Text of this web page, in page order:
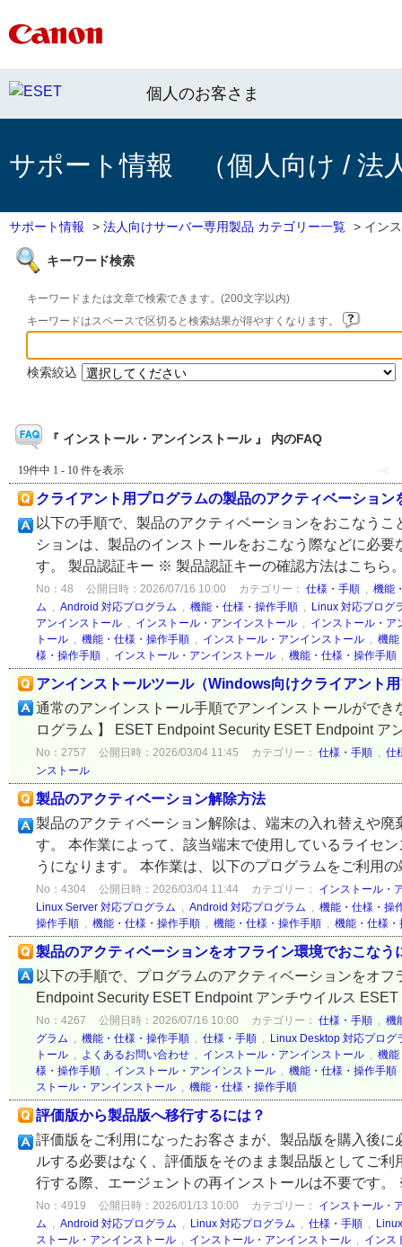
個人のお客さま
サポート情報 （個人向け / 法
サポート情報 > 法人向けサーバー専用製品 カテゴリー一覧 > イン
キーワード検索
キーワードまたは文章で検索できます。(200文字以内)
キーワードはスペースで区切ると検索結果が得やすくなります。
検索絞込
『 インストール・アンインストール 』 内のFAQ
19件中 1 - 10 件を表示 ≪
クライアント用プログラムの製品のアクティベーション
以下の手順で、製品のアクティベーションをおこなう
ションは、製品のインストールをおこなう際などに必
す。 製品認証キー ※ 製品認証キーの確認方法はこちら
No：48 公開日時：2026/07/16 10:00 カテゴリー： 仕様・手順 , 機能
ム , Android 対応プログラム , 機能・仕様・操作手順 , Linux 対応プログ
アンインストール , インストール・アンインストール , インストール・ア
トール , 機能・仕様・操作手順 , インストール・アンインストール , 機能
様・操作手順 , インストール・アンインストール , 機能・仕様・操作手順
アンインストールツール（Windows向けクライアント
通常のアンインストール手順でアンインストールがで
ログラム 】 ESET Endpoint Security ESET Endpoint
No：2757 公開日時：2026/03/04 11:45 カテゴリー： 仕様・手順 , 仕
ンストール
製品のアクティベーション解除方法
製品のアクティベーション解除は、端末の入れ替えや
す。 本作業によって、該当端末で使用しているライセ
うになります。 本作業は、以下のプログラムをご利用
No：4304 公開日時：2026/03/04 11:44 カテゴリー： インストール・
Linux Server 対応プログラム , Android 対応プログラム , 機能・仕様・操
操作手順 , 機能・仕様・操作手順 , 機能・仕様・操作手順 , 機能・仕様・
製品のアクティベーションをオフライン環境でおこなう
以下の手順で、プログラムのアクティベーションをオ
Endpoint Security ESET Endpoint アンチウイルス
No：4267 公開日時：2026/07/16 10:00 カテゴリー： 仕様・手順 , 機
グラム , 機能・仕様・操作手順 , 仕様・手順 , Linux Desktop 対応プログ
トール , よくあるお問い合わせ , インストール・アンインストール , 機能
様・操作手順 , インストール・アンインストール , 機能・仕様・操作手順
ストール・アンインストール , 機能・仕様・操作手順
評価版から製品版へ移行するには？
評価版をご利用になったお客さまが、製品版を購入後
ルする必要はなく、評価版をそのまま製品版としてご
行する際、エージェントの再インストールは不要です
No：4919 公開日時：2026/01/13 10:00 カテゴリー： インストール・
ム , Android 対応プログラム , Linux 対応プログラム , 仕様・手順 ,
ストール・アンインストール , インストール・アンインストール , インス